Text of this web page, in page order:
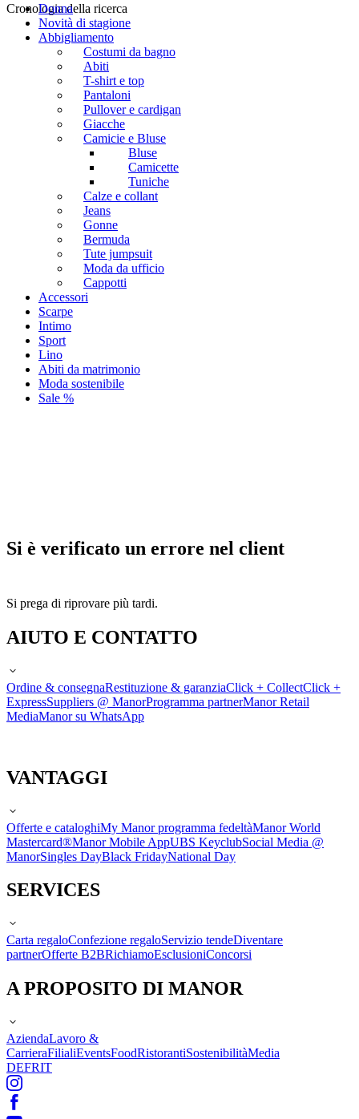
Cronologia della ricerca
Donna
Novità di stagione
Abbigliamento
Costumi da bagno
Abiti
T-shirt e top
Pantaloni
Pullover e cardigan
Giacche
Camicie e Bluse
Bluse
Camicette
Tuniche
Calze e collant
Jeans
Gonne
Bermuda
Tute jumpsuit
Moda da ufficio
Cappotti
Accessori
Scarpe
Intimo
Sport
Lino
Abiti da matrimonio
Moda sostenibile
Sale %
Si è verificato un errore nel client
Si prega di riprovare più tardi.
AIUTO E CONTATTO
Ordine & consegnaRestituzione & garanziaClick + CollectClick +
ExpressSuppliers @ ManorProgramma partnerManor Retail
MediaManor su WhatsApp
VANTAGGI
Offerte e cataloghiMy Manor programma fedeltàManor World
Mastercard®Manor Mobile AppUBS KeyclubSocial Media @
ManorSingles DayBlack FridayNational Day
SERVICES
Carta regaloConfezione regaloServizio tendeDiventare
partnerOfferte B2BRichiamoEsclusioniConcorsi
A PROPOSITO DI MANOR
AziendaLavoro &
CarrieraFilialiEventsFoodRistorantiSostenibilitàMedia
DEFRIT